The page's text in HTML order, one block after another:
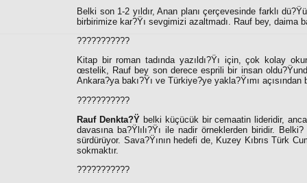
Belki son 1-2 yıldır, Anan planı çerçevesinde farklı
birbirimize kar?Ÿı sevgimizi azaltmadı. Rauf bey, daima
???????????
Kitap bir roman tadında yazıldı?Ÿı için, çok kolay
œstelik, Rauf bey son derece esprili bir insan
Ankara?ya bakı?Ÿı ve Türkiye?ye yakla?Ÿımı açısından
???????????
Rauf Denkta?Ÿbelki küçücük bir cemaatin lideridir,
davasına ba?Ÿlılı?Ÿı ile nadir örneklerden biridir. Belki?
sürdürüyor. Sava?Ÿının hedefi de, Kuzey Kıbrıs Türk
sokmaktır.
???????????